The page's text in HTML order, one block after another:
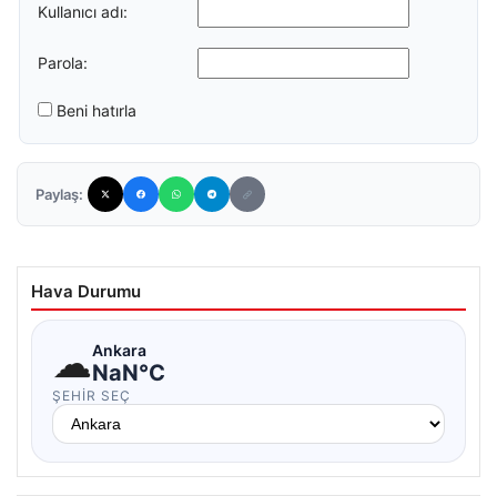
Kullanıcı adı:
Parola:
Beni hatırla
Paylaş:
Hava Durumu
☁Ankara
NaN°C
ŞEHIR SEÇ